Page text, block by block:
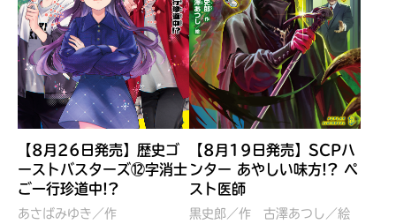
ぼくたちのマインクラフト
冒険記 エンチャント剣
レッツゴー！まいぜんシス
ターズ とつぜん、王様に
【8月26日発売】歴史ゴ
ーストバスターズ⑫字消士
ご一行珍道中!?
あさばみゆき／作
【8月19日発売】SCPハ
ンター あやしい味方!? ペ
スト医師
黒史郎／作 古澤あつし／絵